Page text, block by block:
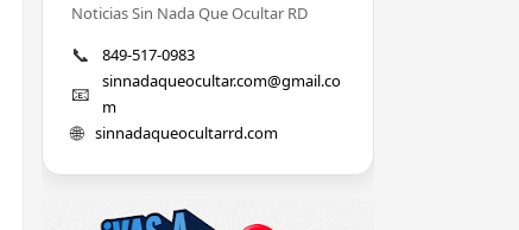
Noticias Sin Nada Que Ocultar RD
📞 849-517-0983
📧
sinnadaqueocultar.com@gmail.co
m
🌐 sinnadaqueocultarrd.com